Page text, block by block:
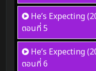
He’s Expecting
ตอนที่ 5
He’s Expecting
ตอนที่ 6